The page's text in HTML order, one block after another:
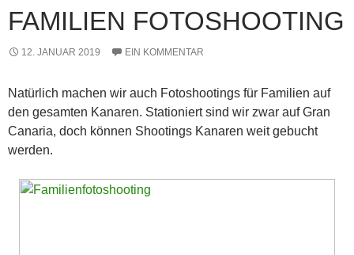
FAMILIEN FOTOSHOOTING
12. JANUAR 2019 EIN KOMMENTAR
Natürlich machen wir auch Fotoshootings für Familien auf
den gesamten Kanaren. Stationiert sind wir zwar auf Gran
Canaria, doch können Shootings Kanaren weit gebucht
werden.